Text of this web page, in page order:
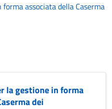
associata della Caserma
la gestione in forma
dei